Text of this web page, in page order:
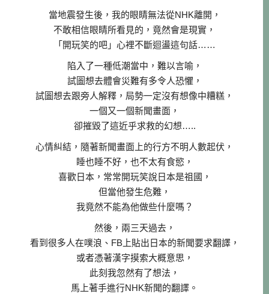
當地震發生後，我的眼睛無法從NHK離開，
不敢相信眼睛所看見的，竟然會是現實，
「開玩笑的吧」心裡不斷迴盪這句話……
陷入了一種低潮當中，難以言喻，
試圖想去體會災難有多令人恐懼，
試圖想去跟旁人解釋，局勢一定沒有想像中糟糕，
一個又一個新聞畫面，
卻摧毀了這近乎求救的幻想…..
心情糾結，隨著新聞畫面上的行方不明人數起伏，
睡也睡不好，也不太有食慾，
喜歡日本，常常開玩笑說日本是祖國，
但當他發生危難，
我竟然不能為他做些什麼嗎？
然後，兩三天過去，
看到很多人在噗浪、FB上貼出日本的新聞要求翻譯，
或者憑著漢字摸索大概意思，
此刻我忽然有了想法，
馬上著手進行NHK新聞的翻譯。